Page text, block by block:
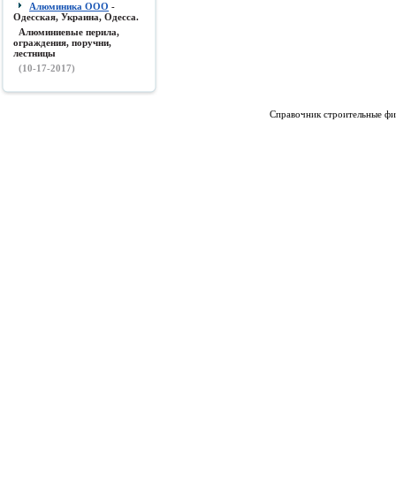
Алюминика ООО -
Одесская, Украина, Одесса.
Алюминиевые перила,
ограждения, поручни,
лестницы
(10-17-2017)
Справочник строительные